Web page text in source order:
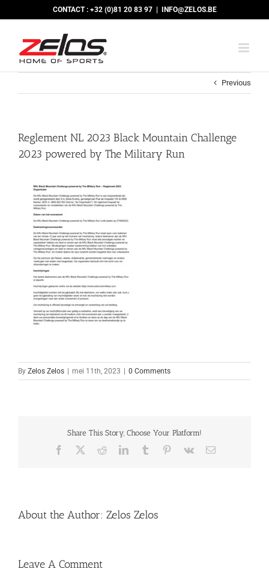
CONTACT : +32 (0)81 20 83 97 INFO@ZELOS.BE
Previous
Reglement NL 2023 Black Mountain Challenge
2023 powered by The Military Run
By Zelos Zelos mei 11th, 2023 0 Comments
Share This Story, Choose Your Platform!
Facebook RedditLinkedInTumblr Pinterest
Vk Email
About the Author: Zelos Zelos
Leave A Comment